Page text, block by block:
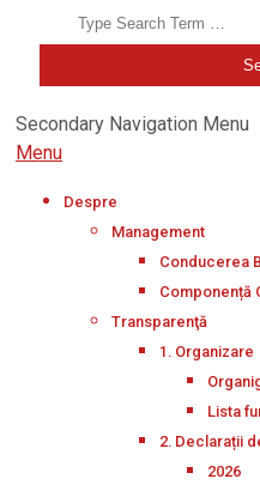
Secondary Navigation Menu
Menu
Despre
Management
Conducerea
Componență
Transparenţă
1. Organizare
Lista
2. Declarații
2026